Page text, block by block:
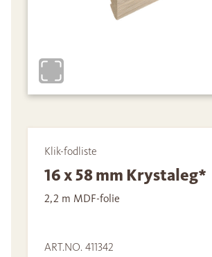
Klik-fodliste
16 x 58 mm Krystaleg*
2,2 m MDF-folie
ART.NO. 411342